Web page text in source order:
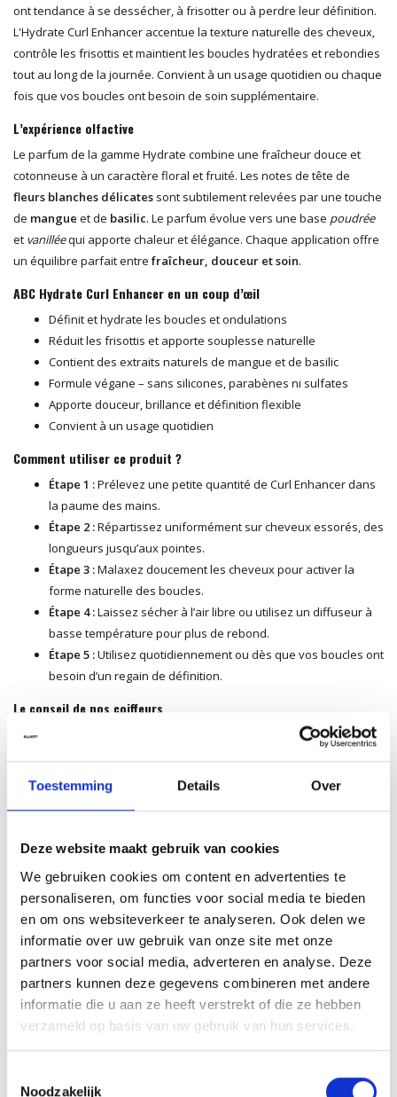
Toestemming Details Over
Deze website maakt gebruik van cookies
We gebruiken cookies om content en advertenties te
personaliseren, om functies voor social media te bieden
en om ons websiteverkeer te analyseren. Ook delen we
informatie over uw gebruik van onze site met onze
partners voor social media, adverteren en analyse. Deze
partners kunnen deze gegevens combineren met andere
informatie die u aan ze heeft verstrekt of die ze hebben
verzameld op basis van uw gebruik van hun services.
Noodzakelijk
ont tendance à se dessécher, à frisotter ou à perdre leur définition.
L'Hydrate Curl Enhancer accentue la texture naturelle des cheveux,
contrôle les frisottis et maintient les boucles hydratées et rebondies
tout au long de la journée. Convient à un usage quotidien ou chaque
fois que vos boucles ont besoin de soin supplémentaire.
L’expérience olfactive
Le parfum de la gamme Hydrate combine une fraîcheur douce et
cotonneuse à un caractère floral et fruité. Les notes de tête de
fleurs blanches délicates sont subtilement relevées par une touche
de mangue et de basilic. Le parfum évolue vers une base poudrée
et vanilléequi apporte chaleur et élégance. Chaque application offre
un équilibre parfait entre fraîcheur, douceur et soin.
ABC Hydrate Curl Enhancer en un coup d’œil
Définit et hydrate les boucles et ondulations
Réduit les frisottis et apporte souplesse naturelle
Contient des extraits naturels de mangue et de basilic
Formule végane – sans silicones, parabènes ni sulfates
Apporte douceur, brillance et définition flexible
Convient à un usage quotidien
Comment utiliser ce produit ?
Étape 1 :Prélevez une petite quantité de Curl Enhancer dans
la paume des mains.
Étape 2 :Répartissez uniformément sur cheveux essorés, des
longueurs jusqu’aux pointes.
Étape 3 :Malaxez doucement les cheveux pour activer la
forme naturelle des boucles.
Étape 4 :Laissez sécher à l’air libre ou utilisez un diffuseur à
basse température pour plus de rebond.
Étape 5 :Utilisez quotidiennement ou dès que vos boucles ont
besoin d’un regain de définition.
Le conseil de nos coiffeurs
Appliquez le Curl Enhancer avec les doigts ou utilisez la technique du
Hydrate Smoothing Serum
boucles brillantes et rebondies.
Ingrédients
Aqua (Water, Eau), Propylene Glycol, PEG-40 Hydrogenated Castor
Oil, Panthenol, Citric Acid, Sodium Benzoate, Potassium Sorbate,
Mangifera Indica (Mango) Fruit Extract, Ocimum Basilicum (Basil) Leaf
Extract, Limonene, Linalool, Parfum (Fragrance).*
*Les ingrédients et l’emballage peuvent être modifiés. Veuillez
toujours consulter l’étiquette du produit pour les informations les plus